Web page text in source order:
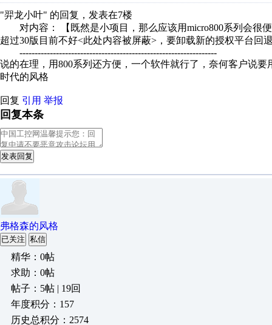
"羿龙小叶" 的回复，发表在7楼
对内容： 【既然是小项目，那么应该用micro800系列会很便
超过30版目前不好<此处内容被屏蔽>，要卸载新的授权平台回
-----------------------------------------------------------------
说的在理，用800系列还方便，一个软件就行了，奈何客户说
时代的风格
回复 引用 举报
回复本条
发表回复
弗格森的风格
已关注 私信
精华：0帖
求助：0帖
帖子：5帖 | 19回
年度积分：157
历史总积分：2574